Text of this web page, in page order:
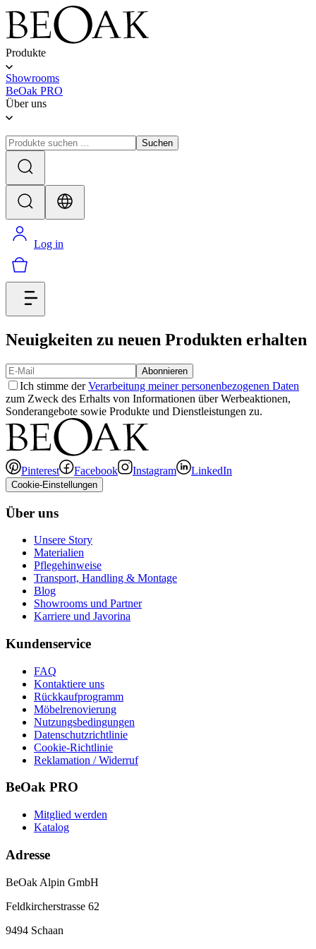
Produkte
Showrooms
BeOak PRO
Über uns
Suchen
Log in
Neuigkeiten zu neuen Produkten erhalten
Abonnieren
Ich stimme derVerarbeitung meiner personenbezogenen Daten
zum Zweck des Erhalts von Informationen über Werbeaktionen,
Sonderangebote sowie Produkte und Dienstleistungen zu.
Pinterest Facebook Instagram LinkedIn
Cookie-Einstellungen
Über uns
Unsere Story
Materialien
Pflegehinweise
Transport, Handling & Montage
Blog
Showrooms und Partner
Karriere und Javorina
Kundenservice
FAQ
Kontaktiere uns
Rückkaufprogramm
Möbelrenovierung
Nutzungsbedingungen
Datenschutzrichtlinie
Cookie-Richtlinie
Reklamation / Widerruf
BeOak PRO
Mitglied werden
Katalog
Adresse
BeOak Alpin GmbH
Feldkircherstrasse 62
9494 Schaan